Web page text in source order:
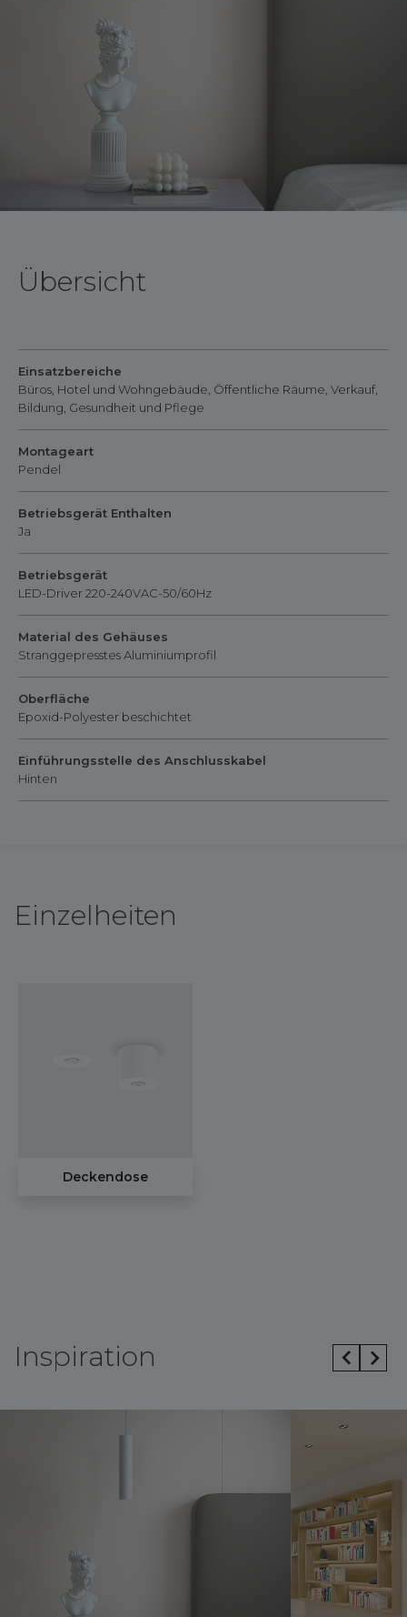
Übersicht
Einsatzbereiche
Büros, Hotel und Wohngebäude, Öffentliche Räume, Verkauf,
Bildung, Gesundheit und Pflege
Montageart
Pendel
Betriebsgerät Enthalten
Ja
Betriebsgerät
LED-Driver 220-240VAC-50/60Hz
Material des Gehäuses
Stranggepresstes Aluminiumprofil
Oberfläche
Epoxid-Polyester beschichtet
Einführungsstelle des Anschlusskabel
Hinten
Einzelheiten
Deckendose
Inspiration